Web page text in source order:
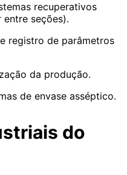
recuperativos
seções).
registro de parâmetros
da produção.
de envase asséptico.
do